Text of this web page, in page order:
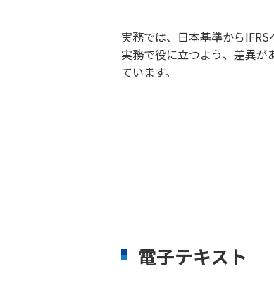
実務では、日本基準からIFRS
実務で役に立つよう、差異が
ています。
電子テキスト